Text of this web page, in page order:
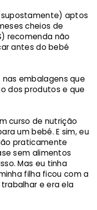
aptos
cheios de
recomenda não
antes do bebé
embalagens que
dos produtos e que
curso de nutrição
um bebé. E sim, eu
praticamente
sem alimentos
Mas eu tinha
filha ficou com a
e era ela